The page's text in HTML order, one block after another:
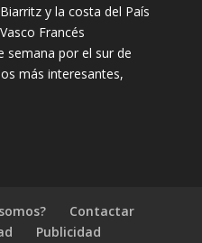
Biarritz y la costa del País
Vasco Francés
semana por el sur de
más interesantes,
Contactar
Publicidad